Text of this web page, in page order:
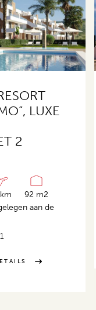
LUXE
2
92 m2
aan de